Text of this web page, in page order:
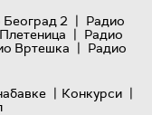
Београд 2 | Радио
| Радио
Вртешка | Радио
| Конкурси |